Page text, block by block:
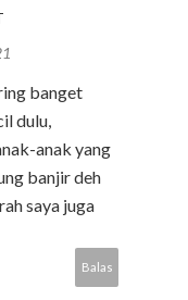
banget
dulu,
anak yang
banjir deh
saya juga
Balas